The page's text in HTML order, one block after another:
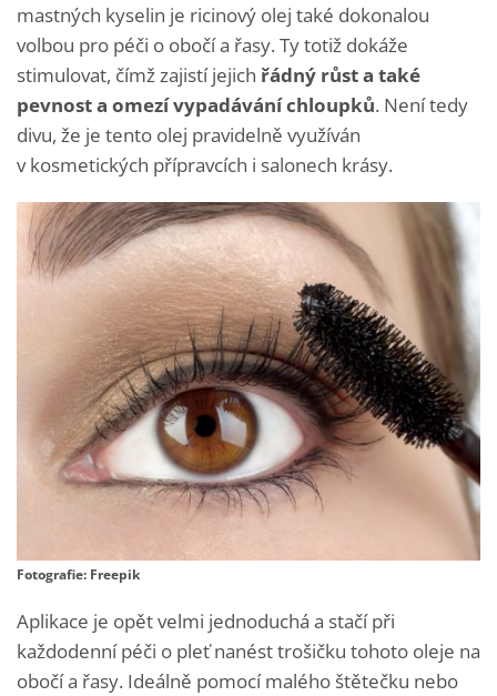
mastných kyselin je ricinový olej také dokonalou
volbou pro péči o obočí a řasy. Ty totiž dokáže
stimulovat, čímž zajistí jejich řádný růst a také
pevnost a omezí vypadávání chloupků. Není tedy
divu, že je tento olej pravidelně využíván
v kosmetických přípravcích i salonech krásy.
Fotografie: Freepik
Aplikace je opět velmi jednoduchá a stačí při
každodenní péči o pleť nanést trošičku tohoto oleje na
obočí a řasy. Ideálně pomocí malého štětečku nebo